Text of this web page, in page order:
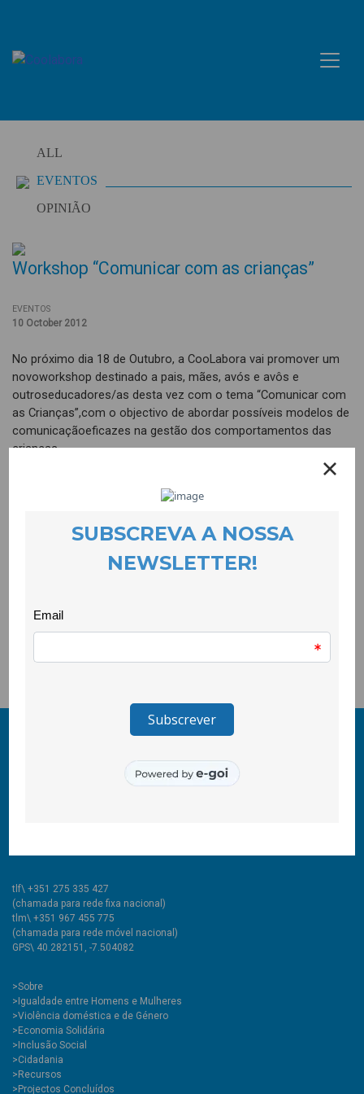
content
ALL
EVENTOS
OPINIÃO
Workshop “Comunicar com as crianças”
EVENTOS
10 October 2012
No próximo dia 18 de Outubro, a CooLabora vai promover um
novoworkshop destinado a pais, mães, avós e avôs e
outroseducadores/as desta vez com o tema “Comunicar com
as Crianças”,com o objectivo de abordar possíveis modelos de
comunicaçãoeficazes na gestão dos comportamentos das
crianças.
aIgualdade e Cidadania que a CooLabora tem desenvolvido na
educação para aigualdade e para a resolução não violenta de
CIG/POPH, que visa contribuir para a mudança social
© 2011-2026 COOLABORA CRL
Todos os direitos reservados
tlf\ +351 275 335 427
(chamada para rede fixa nacional)
tlm\ +351 967 455 775
(chamada para rede móvel nacional)
GPS\ 40.282151, -7.504082
>Sobre
>Igualdade entre Homens e Mulheres
>Violência doméstica e de Género
>Economia Solidária
>Inclusão Social
>Cidadania
>Recursos
>Projectos Concluídos